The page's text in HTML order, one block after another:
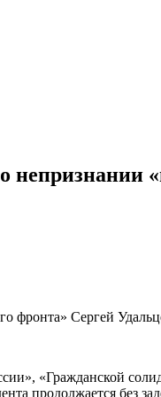
фронта» Сергей
«Гражданской
продолжается без